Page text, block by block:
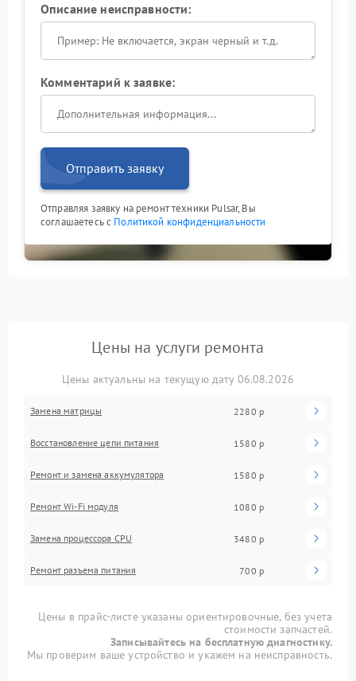
Описание неисправности:
Комментарий к заявке:
Отправить заявку
Отправляя заявку на ремонт техники Pulsar, Вы
соглашаетесь с Политикой конфиденциальности
Цены на услуги ремонта
Цены актуальны на текущую дату 06.08.2026
Замена матрицы 2280 р
Восстановление цепи питания 1580 р
Ремонт и замена аккумулятора 1580 р
Ремонт Wi-Fi модуля 1080 р
Замена процессора CPU 3480 р
Ремонт разъема питания 700 р
Цены в прайс-листе указаны ориентировочные, без учета
стоимости запчастей.
Записывайтесь на бесплатную диагностику.
Мы проверим ваше устройство и укажем на неисправность.